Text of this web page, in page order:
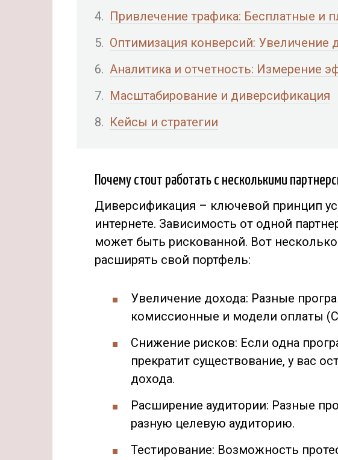
Привлечение трафика: Бесплатные и
Оптимизация конверсий: Увеличение
Аналитика и отчетность: Измерение
Масштабирование и диверсификация
Кейсы и стратегии
Почему стоит работать с несколькими
Диверсификация – ключевой принцип
интернете. Зависимость от одной
может быть рискованной. Вот
расширять свой портфель:
Увеличение дохода: Разные
комиссионные и модели оплаты
Снижение рисков: Если одна
прекратит существование, у вас
дохода.
Расширение аудитории: Разные
разную целевую аудиторию.
Тестирование: Возможность